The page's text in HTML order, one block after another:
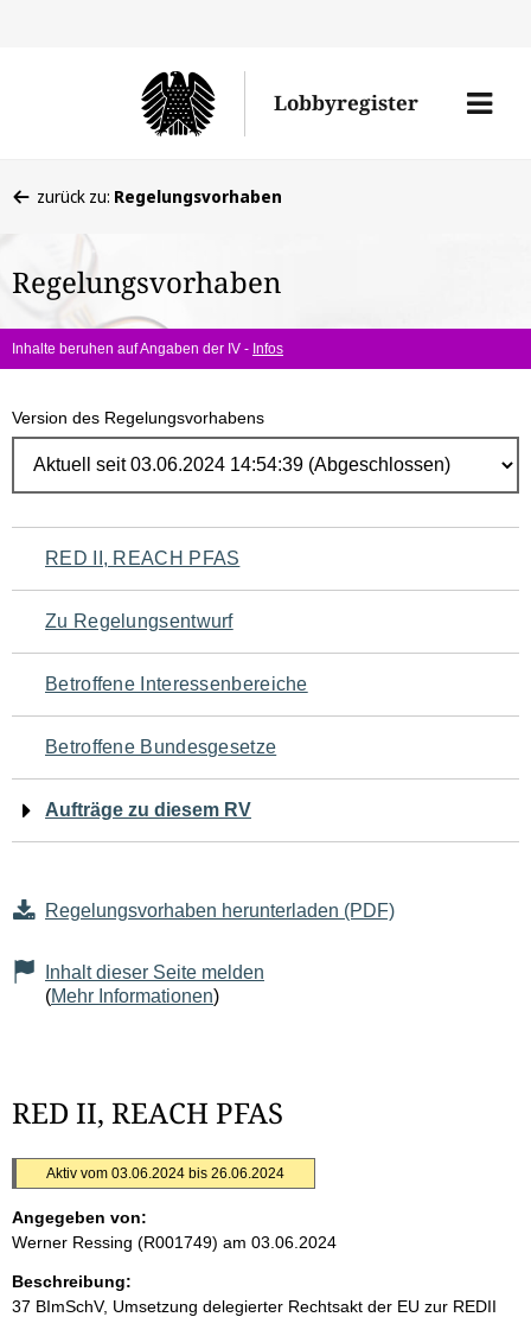
Lobbyregister
Menü
befinden
hier:
zurück zu: Regelungsvorhaben
Regelungsvorhaben
Inhalte beruhen auf Angaben der IV - Infos
Version des Regelungsvorhabens
Navigation
für
den
Seiteninhalt
RED II, REACH PFAS
Zu Regelungsentwurf
Betroffene Interessenbereiche
Betroffene Bundesgesetze
Aufträge zu diesem RV
Regelungsvorhaben herunterladen (PDF)
Inhalt dieser Seite melden
(Mehr Informationen)
RED II, REACH PFAS
Aktiv vom 03.06.2024 bis 26.06.2024
Angegeben von:
Werner Ressing (R001749) am 03.06.2024
Beschreibung:
37 BImSchV, Umsetzung delegierter Rechtsakt der EU zur REDII